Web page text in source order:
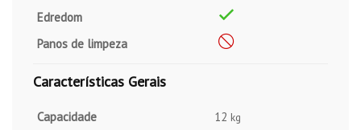
Edredom
Panos de limpeza
Características Gerais
Capacidade 12 kg